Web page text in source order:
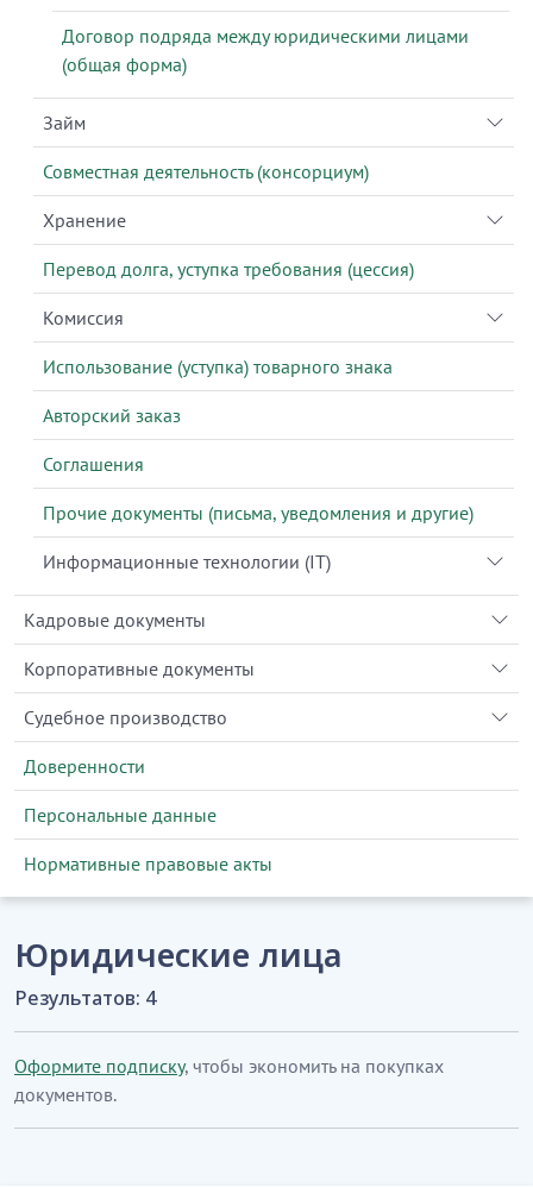
Договор подряда между юридическими лицами
(общая форма)
Займ
Совместная деятельность (консорциум)
Хранение
Перевод долга, уступка требования (цессия)
Комиссия
Использование (уступка) товарного знака
Авторский заказ
Соглашения
Прочие документы (письма, уведомления и другие)
Информационные технологии (IT)
Кадровые документы
Корпоративные документы
Судебное производство
Доверенности
Персональные данные
Нормативные правовые акты
Юридические лица
Результатов: 4
Оформите подписку, чтобы экономить на покупках
документов.